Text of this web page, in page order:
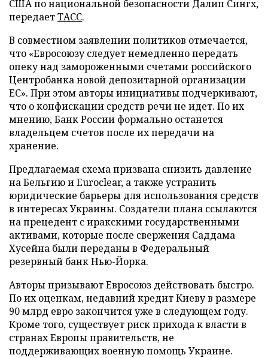
США по национальной безопасности Далип Сингх,
передаетТАСС.
В совместном заявлении политиков отмечается,
что «Евросоюзу следует немедленно передать
опеку над замороженными счетами российского
Центробанка новой депозитарной организации
ЕС». При этом авторы инициативы подчеркивают,
что о конфискации средств речи не идет. По их
мнению, Банк России формально останется
владельцем счетов после их передачи на
хранение.
Предлагаемая схема призвана снизить давление
на Бельгию и Euroclear, а также устранить
юридические барьеры для использования средств
в интересах Украины. Создатели плана ссылаются
на прецедент с иракскими государственными
активами, которые после свержения Саддама
Хусейна были переданы в Федеральный
резервный банк Нью-Йорка.
Авторы призывают Евросоюз действовать быстро.
По их оценкам, недавний кредит Киеву в размере
90 млрд евро закончится уже в следующем году.
Кроме того, существует риск прихода к власти в
странах Европы правительств, не
поддерживающих военную помощь Украине.